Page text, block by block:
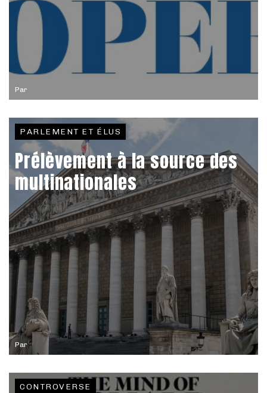
Par
Par
PARLEMENT ET ÉLUS
Prélèvement à la source des
multinationales
CONTROVERSE